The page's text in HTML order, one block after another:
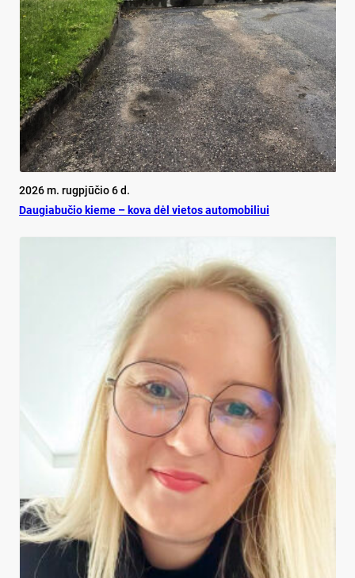
2026 m. rugpjūčio 6 d.
Dau­gia­bu­čio kie­me – ko­va dėl vie­tos au­to­mo­bi­liui